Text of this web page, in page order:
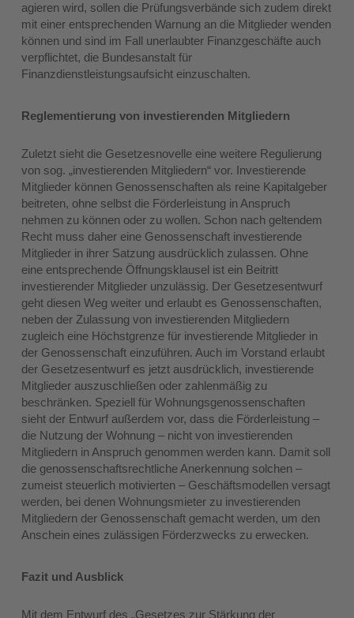
agieren wird, sollen die Prüfungsverbände sich zudem direkt
mit einer entsprechenden Warnung an die Mitglieder wenden
können und sind im Fall unerlaubter Finanzgeschäfte auch
verpflichtet, die Bundesanstalt für
Finanzdienstleistungsaufsicht einzuschalten.
Reglementierung von investierenden Mitgliedern
Zuletzt sieht die Gesetzesnovelle eine weitere Regulierung
von sog. „investierenden Mitgliedern“ vor. Investierende
Mitglieder können Genossenschaften als reine Kapitalgeber
beitreten, ohne selbst die Förderleistung in Anspruch
nehmen zu können oder zu wollen. Schon nach geltendem
Recht muss daher eine Genossenschaft investierende
Mitglieder in ihrer Satzung ausdrücklich zulassen. Ohne
eine entsprechende Öffnungsklausel ist ein Beitritt
investierender Mitglieder unzulässig. Der Gesetzesentwurf
geht diesen Weg weiter und erlaubt es Genossenschaften,
neben der Zulassung von investierenden Mitgliedern
zugleich eine Höchstgrenze für investierende Mitglieder in
der Genossenschaft einzuführen. Auch im Vorstand erlaubt
der Gesetzesentwurf es jetzt ausdrücklich, investierende
Mitglieder auszuschließen oder zahlenmäßig zu
beschränken. Speziell für Wohnungsgenossenschaften
sieht der Entwurf außerdem vor, dass die Förderleistung –
die Nutzung der Wohnung – nicht von investierenden
Mitgliedern in Anspruch genommen werden kann. Damit soll
die genossenschaftsrechtliche Anerkennung solchen –
zumeist steuerlich motivierten – Geschäftsmodellen versagt
werden, bei denen Wohnungsmieter zu investierenden
Mitgliedern der Genossenschaft gemacht werden, um den
Anschein eines zulässigen Förderzwecks zu erwecken.
Fazit und Ausblick
Mit dem Entwurf des „Gesetzes zur Stärkung der